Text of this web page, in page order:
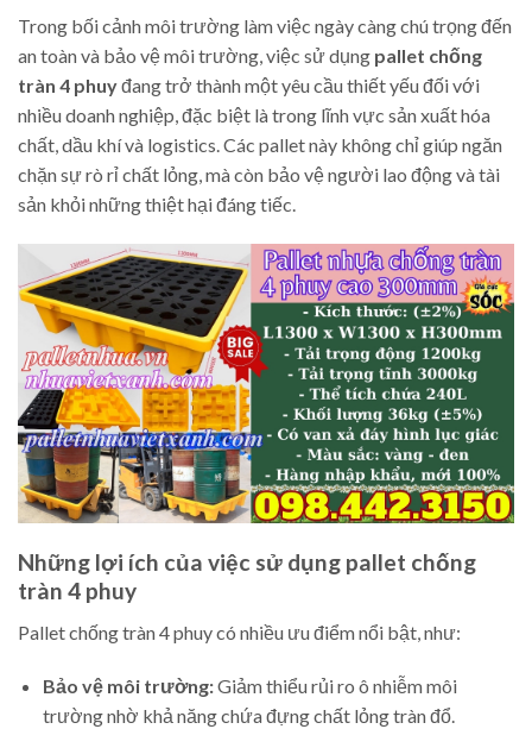
Trong bối cảnh môi trường làm việc ngày càng chú trọng đến
an toàn và bảo vệ môi trường, việc sử dụng pallet chống
tràn 4 phuyđang trở thành một yêu cầu thiết yếu đối với
nhiều doanh nghiệp, đặc biệt là trong lĩnh vực sản xuất hóa
chất, dầu khí và logistics. Các pallet này không chỉ giúp ngăn
chặn sự rò rỉ chất lỏng, mà còn bảo vệ người lao động và tài
sản khỏi những thiệt hại đáng tiếc.
Những lợi ích của việc sử dụng pallet chống
tràn 4 phuy
Pallet chống tràn 4 phuy có nhiều ưu điểm nổi bật, như:
Bảo vệ môi trường:Giảm thiểu rủi ro ô nhiễm môi
trường nhờ khả năng chứa đựng chất lỏng tràn đổ.